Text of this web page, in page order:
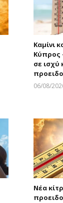
Καμίνι
Κύπρος
σε ισχύ
06/08/
Νέα